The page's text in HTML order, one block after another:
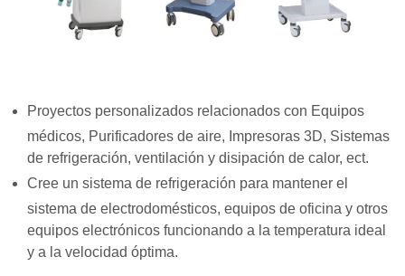
Proyectos personalizados relacionados con Equipos
médicos, Purificadores de aire, Impresoras 3D, Sistemas
de refrigeración, ventilación y disipación de calor, ect.
Cree un sistema de refrigeración para mantener el
sistema de electrodomésticos, equipos de oficina y otros
equipos electrónicos funcionando a la temperatura ideal
y a la velocidad óptima.